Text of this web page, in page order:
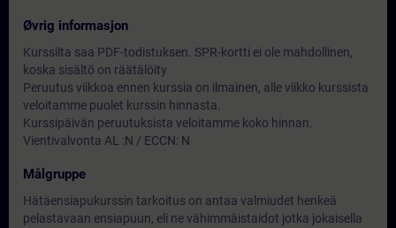
Øvrig informasjon
Kurssilta saa PDF-todistuksen. SPR-kortti ei ole mahdollinen,
koska sisältö on räätälöity
Peruutus viikkoa ennen kurssia on ilmainen, alle viikko kurssista
veloitamme puolet kurssin hinnasta.
Kurssipäivän peruutuksista veloitamme koko hinnan.
Vientivalvonta AL :N / ECCN: N
Målgruppe
Hätäensiapukurssin tarkoitus on antaa valmiudet henkeä
pelastavaan ensiapuun, eli ne vähimmäistaidot jotka jokaisella